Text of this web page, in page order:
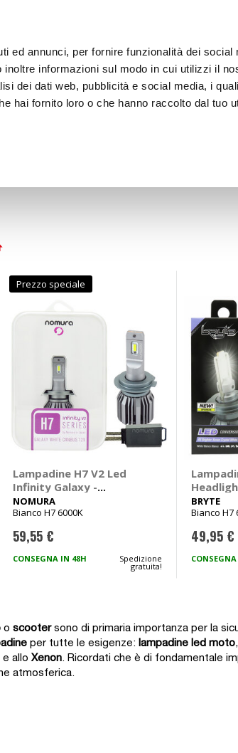
ed annunci, per fornire funzionalità dei social
informazioni sul modo in cui utilizzi il
dei dati web, pubblicità e social media, i quali
hai fornito loro o che hanno raccolto dal tuo
Imposta
decrescente
Prezzo speciale
Lampadine H7 V2 Led
Infinity Galaxy -
NOMURA
NOMURA
Bianco H7 6000K
59,55 €
CONSEGNA IN 48H Spedizione
gratuita!
V5 -
BRYTE
Bianco H7
49,95 €
o scooter sono di primaria importanza per la
per tutte le esigenze: lampadine led moto,
e allo Xenon. Ricordati che è di fondamentale
atmosferica.